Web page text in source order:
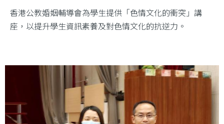
香港公教婚姻輔導會為學生提供「色情文化的衝突」講
座，以提升學生資訊素養及對色情文化的抗逆力。